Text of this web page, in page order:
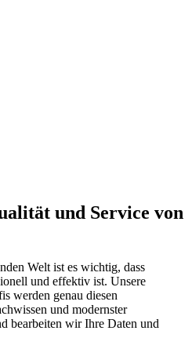
und Service von
Welt ist es wichtig, dass
und effektiv ist. Unsere
werden genau diesen
und modernster
bearbeiten wir Ihre Daten und